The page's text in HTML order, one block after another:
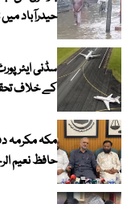
حیدرآباد میں 3 نوجوان ڈوب گئے
کے خلاف
مکہ مکرمہ
حافظ نعیم